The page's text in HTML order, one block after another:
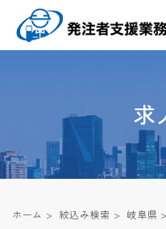
求
ホーム > 絞込み検索 > 岐阜県 >